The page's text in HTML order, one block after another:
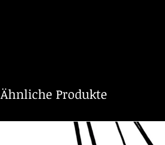
Ähnliche Produkte